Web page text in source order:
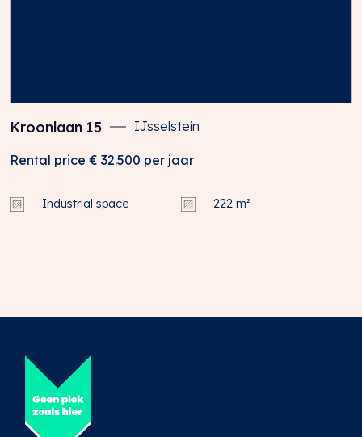
Kroonlaan 15 IJsselstein
Rental price € 32.500 per jaar
Industrial space 222 m²